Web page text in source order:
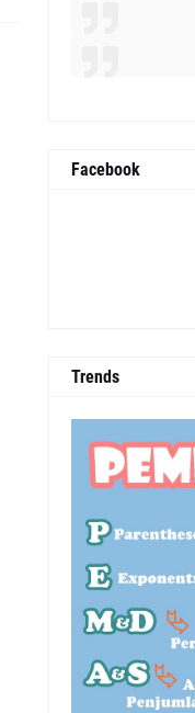
Facebook
Trends